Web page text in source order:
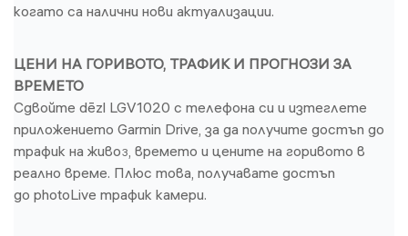
когато са налични нови актуализации.
ЦЕНИ НА ГОРИВОТО, ТРАФИК И ПРОГНОЗИ ЗА
ВРЕМЕТО
Сдвойте dēzl LGV1020 с телефона си и изтеглете
приложението Garmin Drive, за да получите достъп до
трафик на живо3, времето и цените на горивото в
реално време. Плюс това, получавате достъп
до photoLive трафик камери.